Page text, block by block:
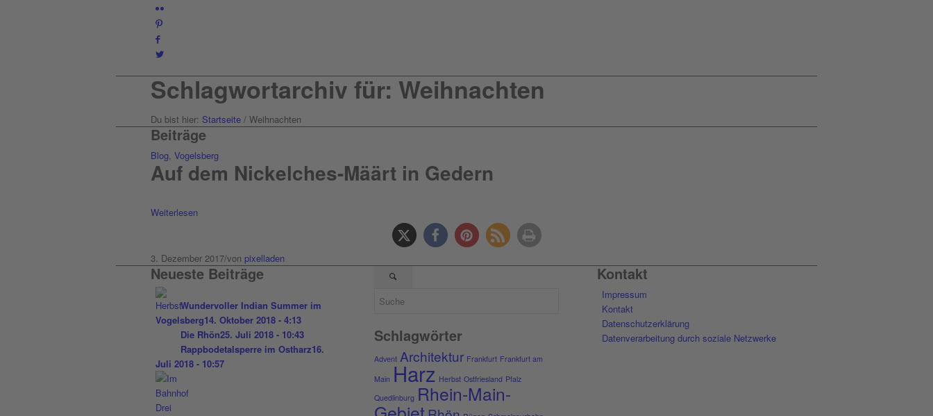
Schlagwortarchiv für: Weihnachten
Du bist hier: Startseite / Weihnachten
Beiträge
Blog, Vogelsberg
Auf dem Nickelches-Määrt in Gedern
Weiterlesen
3. Dezember 2017/von pixelladen
Neueste Beiträge
Wundervoller Indian Summer im
Vogelsberg14. Oktober 2018 - 4:13
Die Rhön25. Juli 2018 - 10:43
Rappbodetalsperre im Ostharz16.
Juli 2018 - 10:57
Schlagwörter
Advent Architektur Frankfurt Frankfurt am
Main Harz Herbst Ostfriesland Pfalz
Quedlinburg Rhein-Main-
Kontakt
Impressum
Kontakt
Datenschutzerklärung
Datenverarbeitung durch soziale Netzwerke